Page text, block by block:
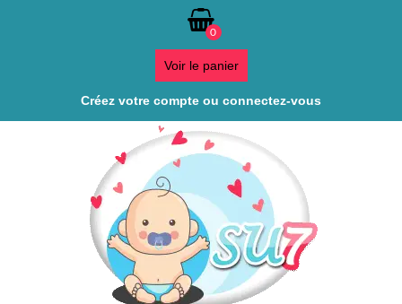
0
Voir le panier
Créez votre compte ou connectez-vous